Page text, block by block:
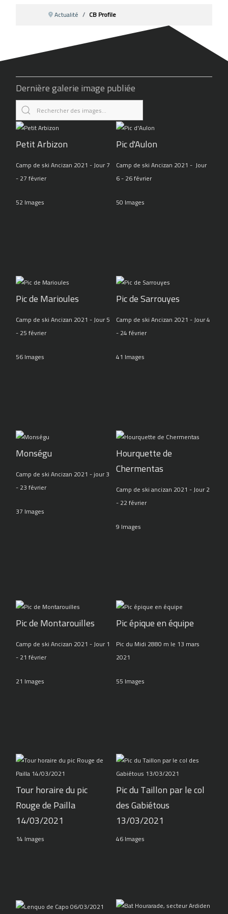
Actualité CB Profile
Dernière galerie image publiée
Petit Arbizon
Camp de ski Ancizan 2021 - Jour 7
- 27 février
52 Images
Pic d'Aulon
Camp de ski Ancizan 2021 - Jour
6 - 26 février
50 Images
Pic de Marioules
Camp de ski Ancizan 2021 - Jour 5
- 25 février
56 Images
Pic de Sarrouyes
Camp de ski Ancizan 2021 - Jour 4
- 24 février
41 Images
Monségu
Camp de ski Ancizan 2021 - jour 3
- 23 février
37 Images
Hourquette de
Chermentas
Camp de ski ancizan 2021 - Jour 2
- 22 février
9 Images
Pic de Montarouilles
Camp de ski Ancizan 2021 - Jour 1
- 21 février
21 Images
Pic épique en équipe
Pic du Midi 2880 m le 13 mars
2021
55 Images
Tour horaire du pic
Rouge de Pailla
14/03/2021
14 Images
Pic du Taillon par le col
des Gabiétous
13/03/2021
46 Images